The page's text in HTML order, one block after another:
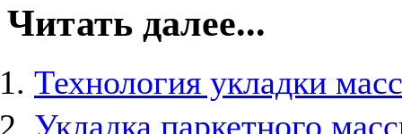
Читать далее...
Технология укладки
Укладка паркетного